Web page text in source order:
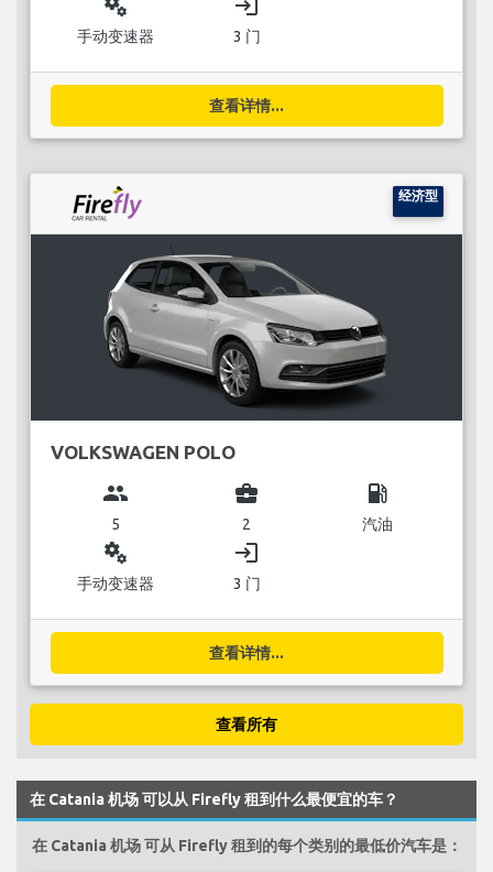
miscellaneous_services
手动变速器
login
3 门
查看详情...
经济型
VOLKSWAGEN POLO
group
5
business_center
2
local_gas_station
汽油
miscellaneous_services
手动变速器
login
3 门
查看详情...
查看所有
在 Catania 机场 可以从 Firefly 租到什么最便宜的车？
在 Catania 机场 可从 Firefly 租到的每个类别的最低价汽车是：